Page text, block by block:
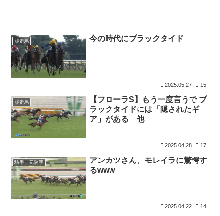
競走馬 今の時代にブラックタイド
2025.05.27 15
競走馬
【フローラS】もう一度言うで ブ
ラックタイドには「隠されたギ
ア」がある 他
2025.04.28 17
騎手・元騎手
アンカツさん、モレイラに驚愕す
るwww
2025.04.22 14